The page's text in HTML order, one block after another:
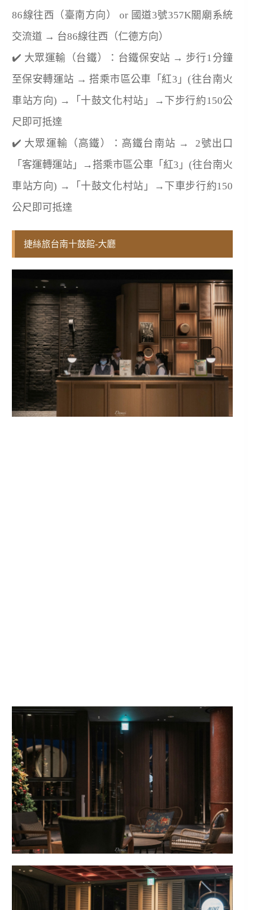
86線往西（臺南方向） or 國道3號357K關廟系統
交流道 → 台86線往西（仁德方向）
✔️ 大眾運輸（台鐵）：台鐵保安站 → 步行1分鐘
至保安轉運站 → 搭乘市區公車「紅3」(往台南火
車站方向) →「十鼓文化村站」→下步行約150公
尺即可抵達
✔️ 大眾運輸（高鐵）：高鐵台南站 → 2號出口
「客運轉運站」→搭乘市區公車「紅3」(往台南火
車站方向) →「十鼓文化村站」→下車步行約150
公尺即可抵達
捷絲旅台南十鼓館-大廳